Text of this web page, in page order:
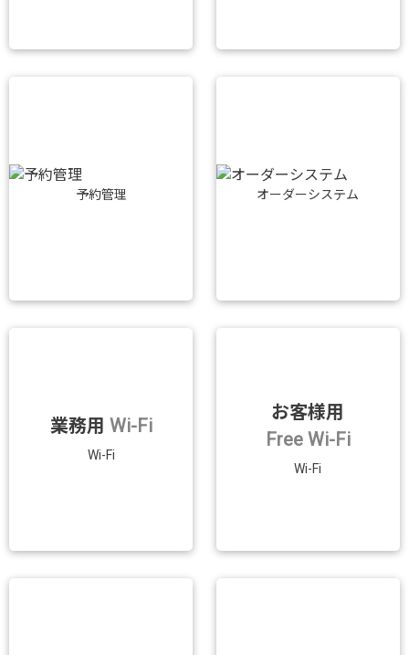
予約管理 オーダーシステム
業務用 Wi-Fi
Wi-Fi
お客様用
Free Wi-Fi
Wi-Fi